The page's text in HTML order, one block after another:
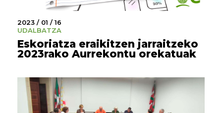
2023 / 01 / 16
UDALBATZA
Eskoriatza eraikitzen jarraitzeko
2023rako Aurrekontu orekatuak